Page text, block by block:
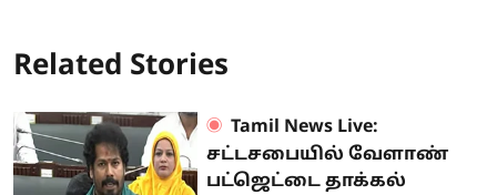
Related Stories
Tamil News Live:
சட்டசபையில் வேளாண்
பட்ஜெட்டை தாக்கல்